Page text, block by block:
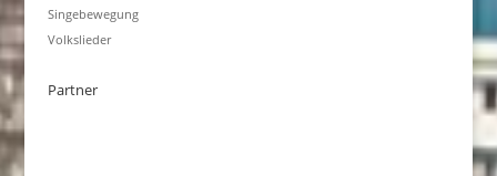
Singebewegung
Volkslieder
Partner